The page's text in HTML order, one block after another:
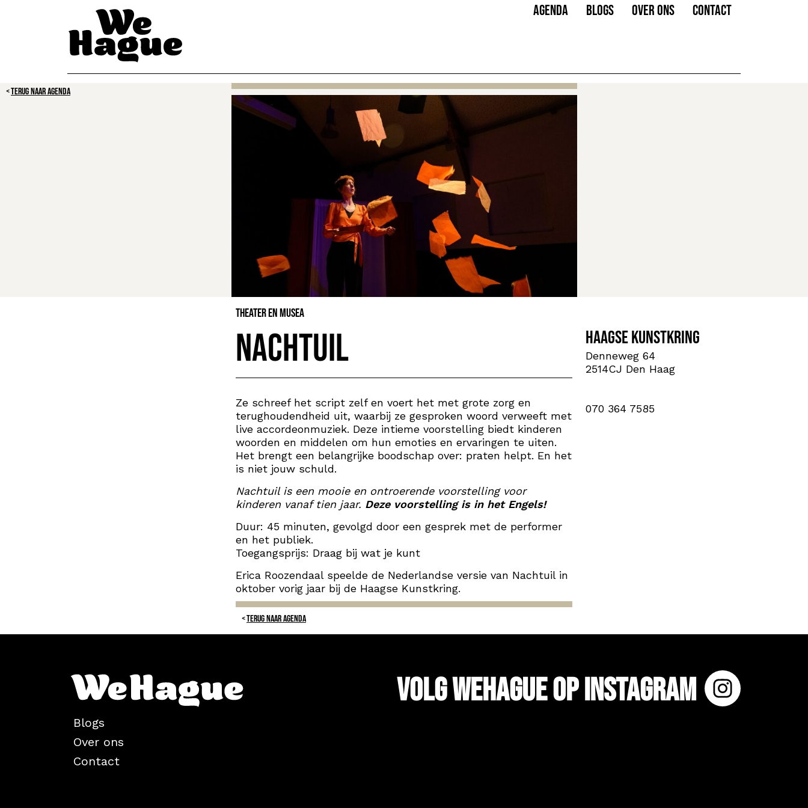
AGENDA BLOGS OVER ONS CONTACT
TERUG NAAR AGENDA
Theater en Musea
Nachtuil
Ze schreef het script zelf en voert het met grote zorg en
terughoudendheid uit, waarbij ze gesproken woord verweeft met
live accordeonmuziek. Deze intieme voorstelling biedt kinderen
woorden en middelen om hun emoties en ervaringen te uiten.
Het brengt een belangrijke boodschap over: praten helpt. En het
is niet jouw schuld.
Nachtuil is een mooie en ontroerende voorstelling voor
kinderen vanaf tien jaar. Deze voorstelling is in het Engels!
Duur: 45 minuten, gevolgd door een gesprek met de performer
en het publiek.
Toegangsprijs: Draag bij wat je kunt
Erica Roozendaal speelde de Nederlandse versie van Nachtuil in
oktober vorig jaar bij de Haagse Kunstkring.
TERUG NAAR AGENDA
Haagse Kunstkring
Denneweg 64
2514CJ Den Haag
070 364 7585
Blogs
Over ons
Contact
Volg WeHague op Instagram